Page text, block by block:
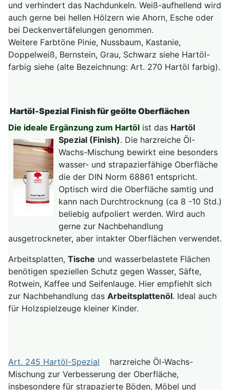
und verhindert das Nachdunkeln. Weiß-aufhellend wird
auch gerne bei hellen Hölzern wie Ahorn, Esche oder
bei Deckenvertäfelungen genommen.
Weitere Farbtöne Pinie, Nussbaum, Kastanie,
Doppelweiß, Bernstein, Grau, Schwarz siehe Hartöl-
farbig siehe (alte Bezeichnung: Art. 270 Hartöl farbig).
Hartöl-Spezial Finish für geölte Oberflächen
Die ideale Ergänzung zum Hartöl ist das Hartöl
Spezial (Finish). Die harzreiche Öl-
Wachs-Mischung bewirkt eine besonders
wasser- und strapazierfähige Oberfläche
die der DIN Norm 68861 entspricht.
Optisch wird die Oberfläche samtig und
kann nach Durchtrocknung (ca 8 -10 Std.)
beliebig aufpoliert werden. Wird auch
gerne zur Nachbehandlung
ausgetrockneter, aber intakter Oberflächen verwendet.
Arbeitsplatten, Tische und wasserbelastete Flächen
benötigen speziellen Schutz gegen Wasser, Säfte,
Rotwein, Kaffee und Seifenlauge. Hier empfiehlt sich
zur Nachbehandlung das Arbeitsplattenöl. Ideal auch
für Holzspielzeuge kleiner Kinder.
Art. 245 Hartöl-Spezial harzreiche Öl-Wachs-
Mischung zur Verbesserung der Oberfläche,
insbesondere für strapazierte Böden, Möbel und